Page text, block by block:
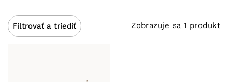
Filtrovať a triediť Zobrazuje sa 1 produkt